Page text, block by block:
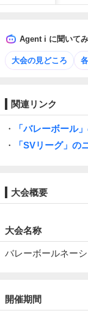
Agent i に聞いて
大会の見どころ
関連リンク
・
「バレーボール
・
「SVリーグ」の
大会概要
大会名称
バレーボールネー
開催期間